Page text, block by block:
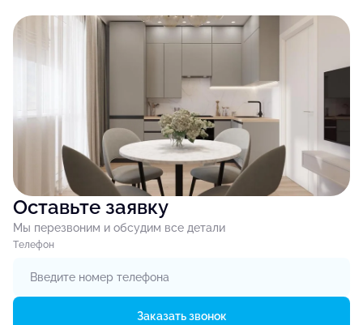
Оставьте заявку
Мы перезвоним и обсудим все детали
Tелефон
Заказать звонок